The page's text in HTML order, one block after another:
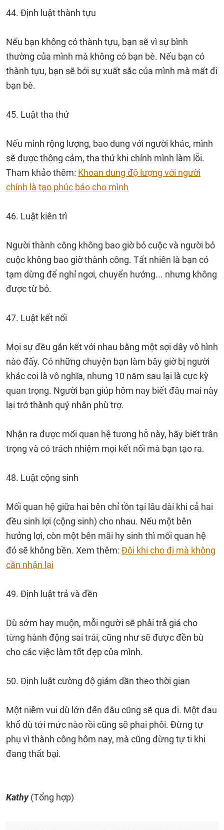
44. Định luật thành tựu
Nếu bạn không có thành tựu, bạn sẽ vì sự bình
thường của mình mà không có bạn bè. Nếu bạn có
thành tựu, bạn sẽ bởi sự xuất sắc của mình mà mất đi
bạn bè.
45. Luật tha thứ
Nếu mình rộng lượng, bao dung với người khác, mình
sẽ được thông cảm, tha thứ khi chính mình làm lỗi.
Tham khảo thêm: Khoan dung độ lượng với người
chính là tạo phúc báo cho mình
46. Luật kiên trì
Người thành công không bao giờ bỏ cuộc và người bỏ
cuộc không bao giờ thành công. Tất nhiên là bạn có
tạm dừng để nghỉ ngơi, chuyển hướng... nhưng không
được từ bỏ.
47. Luật kết nối
Mọi sự đều gắn kết với nhau bằng một sợi dây vô hình
nào đấy. Có những chuyện bạn làm bây giờ bị người
khác coi là vô nghĩa, nhưng 10 năm sau lại là cực kỳ
quan trọng. Người bạn giúp hôm nay biết đâu mai này
lại trở thành quý nhân phù trợ.
Nhận ra được mối quan hệ tương hỗ này, hãy biết trân
trọng và có trách nhiệm mọi kết nối mà bạn tạo ra.
48. Luật cộng sinh
Mối quan hệ giữa hai bên chỉ tồn tại lâu dài khi cả hai
đều sinh lợi (cộng sinh) cho nhau. Nếu một bên
hưởng lợi, còn một bên mãi hy sinh thì mối quan hệ
đó sẽ không bền. Xem thêm: Đôi khi cho đi mà không
cần nhận lại
49. Định luật trả và đền
Dù sớm hay muộn, mỗi người sẽ phải trả giá cho
từng hành động sai trái, cũng như sẽ được đền bù
cho các việc làm tốt đẹp của mình.
50. Định luật cường độ giảm dần theo thời gian
Một niềm vui dù lớn đến đâu cũng sẽ qua đi. Một đau
khổ dù tới mức nào rồi cũng sẽ phai phôi. Đừng tự
phụ vì thành công hôm nay, mà cũng đừng tự ti khi
đang thất bại.
Kathy(Tổng hợp)